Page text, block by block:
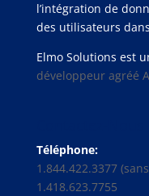
l’intégration de
des utilisateurs
Elmo Solutions est
développeur agréé
Téléphone:
1.844.422.3377
1.418.623.7755